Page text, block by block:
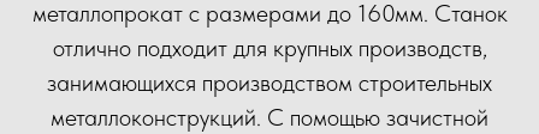
металлопрокат с размерами до 160мм. Станок
отлично подходит для крупных производств,
занимающихся производством строительных
металлоконструкций. С помощью зачистной